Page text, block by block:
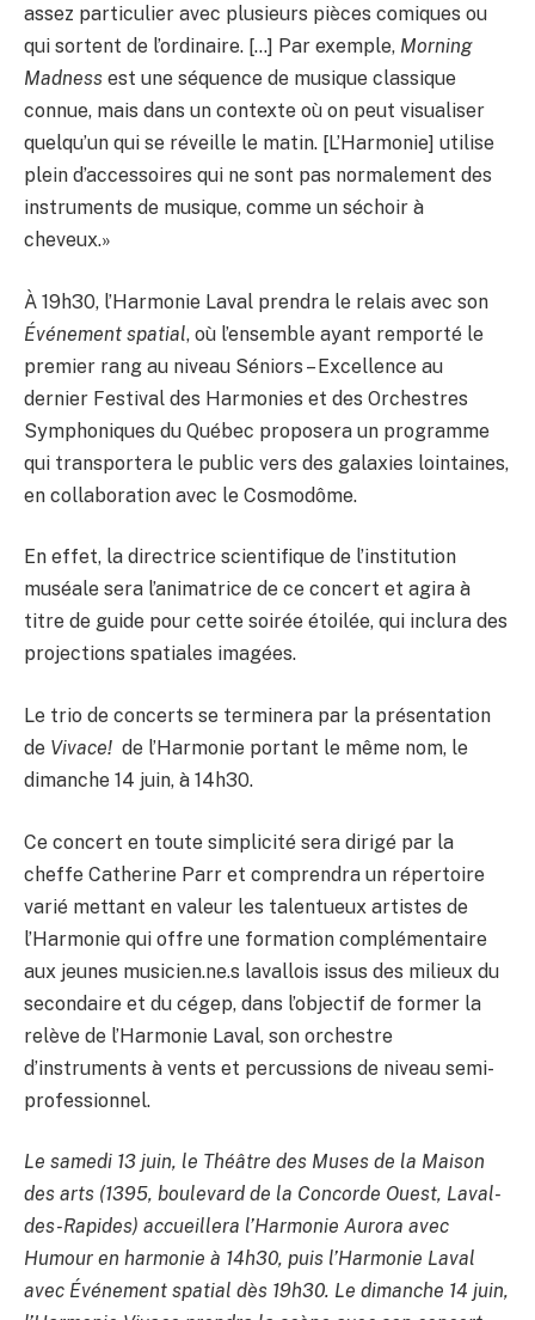
assez particulier avec plusieurs pièces comiques ou
qui sortent de l’ordinaire. […] Par exemple, Morning
Madness est une séquence de musique classique
connue, mais dans un contexte où on peut visualiser
quelqu’un qui se réveille le matin. [L’Harmonie] utilise
plein d’accessoires qui ne sont pas normalement des
instruments de musique, comme un séchoir à
cheveux.»
À 19h30, l’Harmonie Laval prendra le relais avec son
Événement spatial, où l’ensemble ayant remporté le
premier rang au niveau Séniors – Excellence au
dernier Festival des Harmonies et des Orchestres
Symphoniques du Québec proposera un programme
qui transportera le public vers des galaxies lointaines,
en collaboration avec le Cosmodôme.
En effet, la directrice scientifique de l’institution
muséale sera l’animatrice de ce concert et agira à
titre de guide pour cette soirée étoilée, qui inclura des
projections spatiales imagées.
Le trio de concerts se terminera par la présentation
de Vivace! de l’Harmonie portant le même nom, le
dimanche 14 juin, à 14h30.
Ce concert en toute simplicité sera dirigé par la
cheffe Catherine Parr et comprendra un répertoire
varié mettant en valeur les talentueux artistes de
l’Harmonie qui offre une formation complémentaire
aux jeunes musicien.ne.s lavallois issus des milieux du
secondaire et du cégep, dans l’objectif de former la
relève de l’Harmonie Laval, son orchestre
d’instruments à vents et percussions de niveau semi-
professionnel.
Le samedi 13 juin, le Théâtre des Muses de la Maison
des arts (1395, boulevard de la Concorde Ouest, Laval-
des-Rapides) accueillera l’Harmonie Aurora avec
Humour en harmonie à 14h30, puis l’Harmonie Laval
avec Événement spatial dès 19h30. Le dimanche 14 juin,